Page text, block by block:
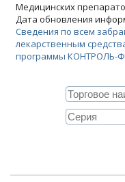
Медицинских
Дата обновления
Сведения по всем
лекарственным
программы КОНТРОЛЬ-